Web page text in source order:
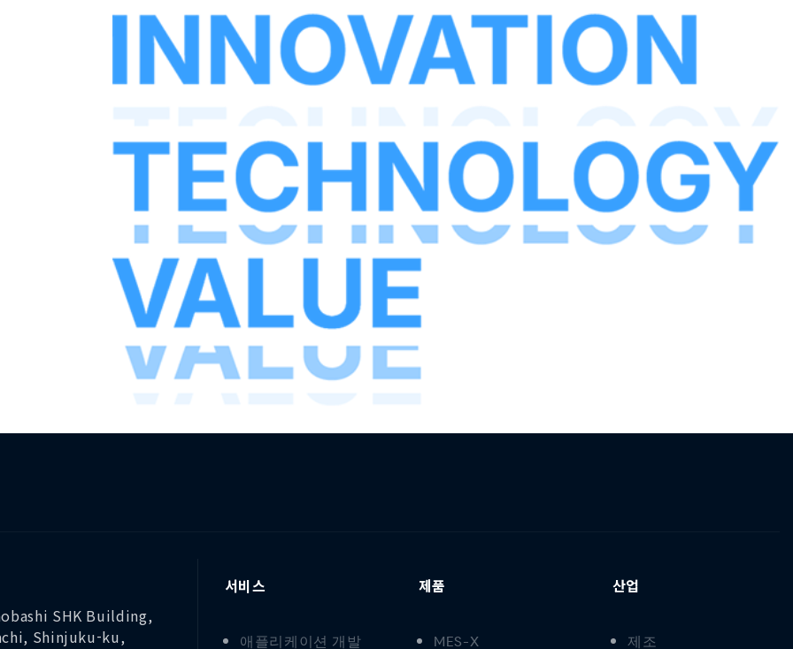
SHK Building,
Shinjuku-ku,
서비스
애플리케이션 개발
제품
MES-X
산업
제조